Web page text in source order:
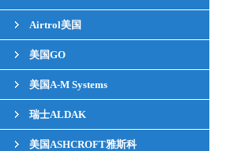
Airtrol美国
美国GO
美国A-M Systems
瑞士ALDAK
美国ASHCROFT雅斯科